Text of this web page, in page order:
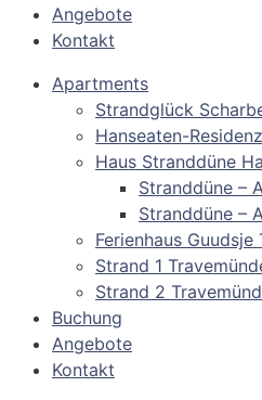
Angebote
Kontakt
Apartments
Strandglück
Hanseaten-
Haus Stranddüne
Stranddüne –
Stranddüne –
Ferienhaus Guudsje
Strand 1
Strand 2
Buchung
Angebote
Kontakt